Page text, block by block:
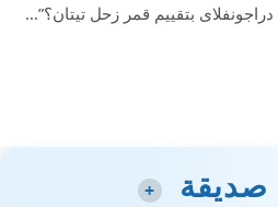
بتقييم قمر زحل تيتان؟”…
صديقة +